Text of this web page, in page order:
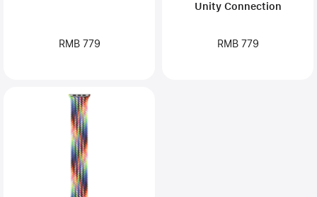
RMB 779
Unity Connection
RMB 779